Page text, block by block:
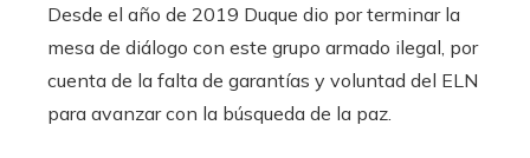
Desde el año de 2019 Duque dio por terminar la
mesa de diálogo con este grupo armado ilegal, por
cuenta de la falta de garantías y voluntad del ELN
para avanzar con la búsqueda de la paz.